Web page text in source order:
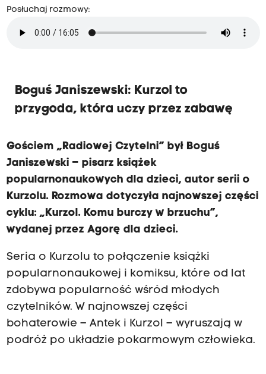
Posłuchaj rozmowy:
Boguś Janiszewski: Kurzol to
przygoda, która uczy przez zabawę
Gościem „Radiowej Czytelni” był Boguś
Janiszewski – pisarz książek
popularnonaukowych dla dzieci, autor serii o
Kurzolu. Rozmowa dotyczyła najnowszej części
cyklu: „Kurzol. Komu burczy w brzuchu”,
wydanej przez Agorę dla dzieci.
Seria o Kurzolu to połączenie książki
popularnonaukowej i komiksu, które od lat
zdobywa popularność wśród młodych
czytelników. W najnowszej części
bohaterowie – Antek i Kurzol – wyruszają w
podróż po układzie pokarmowym człowieka.